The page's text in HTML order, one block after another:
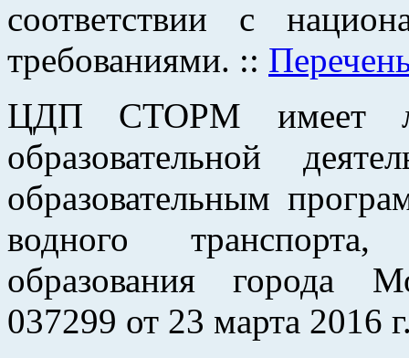
соответствии с
требованиями. ::
ЦДП СТОРМ имеет
образовательной
образовательным
водного
образования города
037299 от 23 марта 2016